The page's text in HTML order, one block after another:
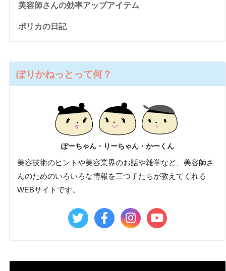
美容師さんの効率アップアイテム
ポリカの日記
ぽりかねっとって何？
ぽーちゃん・りーちゃん・かーくん
美容技術のヒントや美容業界のお話や雑学など、美容師さ
んのためのいろいろな情報を三つ子たちが教えてくれる
WEBサイトです。